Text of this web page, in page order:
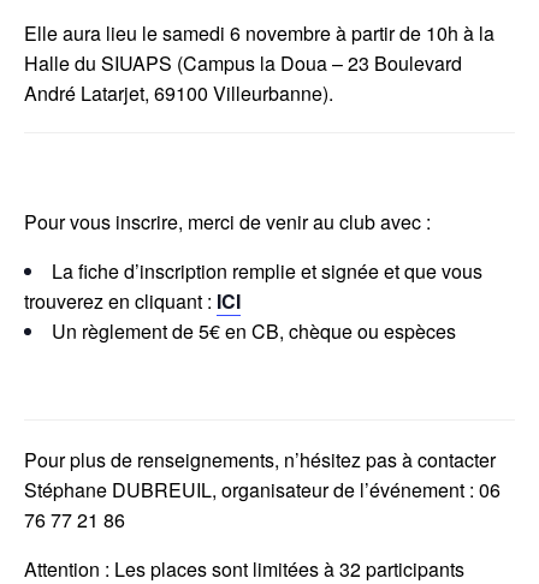
Elle aura lieu le samedi 6 novembre à partir de 10h à la
Halle du SIUAPS (Campus la Doua – 23 Boulevard
André Latarjet, 69100 Villeurbanne).
Pour vous inscrire, merci de venir au club avec :
La fiche d’inscription remplie et signée et que vous
trouverez en cliquant : ICI
Un règlement de 5€ en CB, chèque ou espèces
Pour plus de renseignements, n’hésitez pas à contacter
Stéphane DUBREUIL, organisateur de l’événement : 06
76 77 21 86
Attention : Les places sont limitées à 32 participants